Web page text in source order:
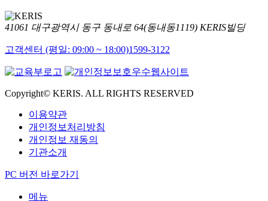
41061 대구광역시 동구 동내로 64(동내동1119) KERIS빌딩
고객센터 (평일: 09:00 ~ 18:00)1599-3122
Copyright© KERIS. ALL RIGHTS RESERVED
이용약관
개인정보처리방침
개인정보 재동의
기관소개
PC 버전 바로가기
메뉴